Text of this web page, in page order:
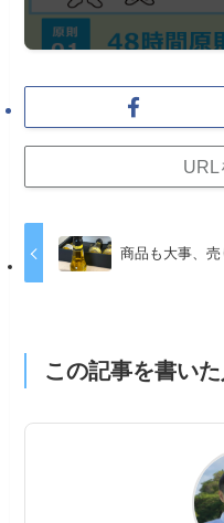
URL
商品も大事、
この記事を書い